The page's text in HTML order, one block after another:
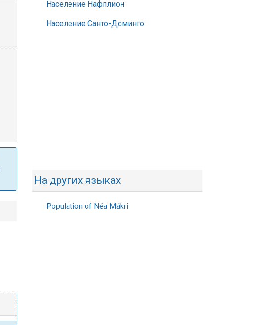
Население Нафплион
Население Санто-Доминго
На других языках
Population of Néa Mákri